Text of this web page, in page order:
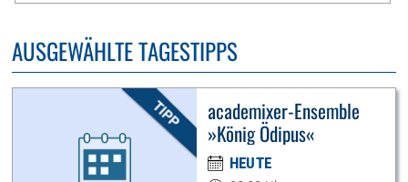
AUSGEWÄHLTE TAGESTIPPS
academixer-Ensemble
»König Ödipus«
HEUTE